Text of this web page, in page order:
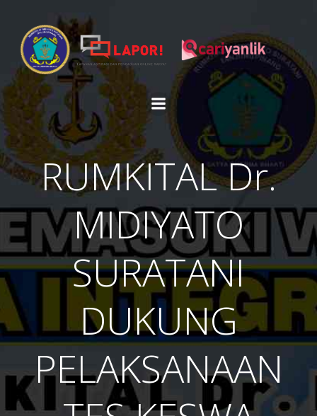
content
RUMKITAL Dr.
MIDIYATO
SURATANI
DUKUNG
PELAKSANAAN